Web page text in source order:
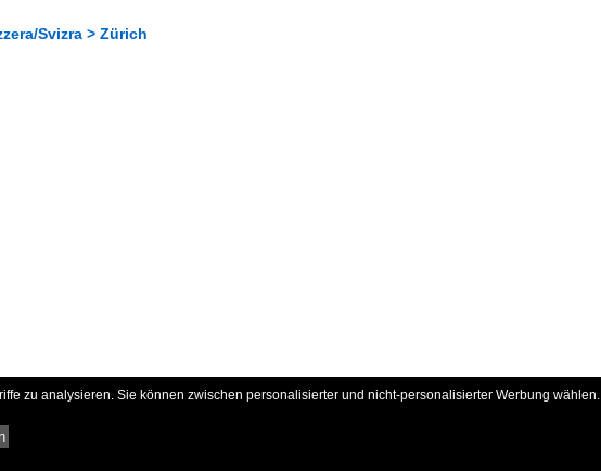
Svizra > Zürich
zu analysieren. Sie können zwischen personalisierter und nicht-personalisierter Werbung wählen.